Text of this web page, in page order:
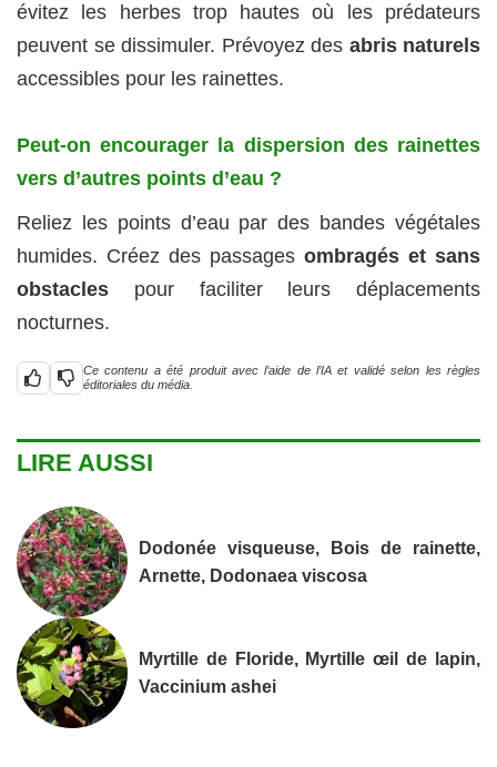
évitez les herbes trop hautes où les prédateurs
peuvent se dissimuler. Prévoyez des abris naturels
accessibles pour les rainettes.
Peut-on encourager la dispersion des rainettes
vers d’autres points d’eau ?
Reliez les points d’eau par des bandes végétales
humides. Créez des passages ombragés et sans
obstacles pour faciliter leurs déplacements
nocturnes.
Ce contenu a été produit avec l’aide de l’IA et validé selon les règles
éditoriales du média.
LIRE AUSSI
Dodonée visqueuse, Bois de rainette,
Arnette, Dodonaea viscosa
Myrtille de Floride, Myrtille œil de lapin,
Vaccinium ashei